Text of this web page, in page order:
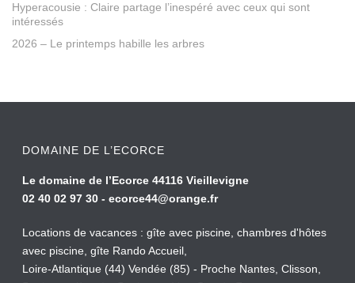
Hyperacousie : Claire partage l’inespéré avec ceux qui sont
intéressés
2026 – Le printemps habille les arbres
DOMAINE DE L’ECORCE
Le domaine de l’Ecorce 44116 Vieillevigne
02 40 02 97 30 -ecorce44@orange.fr
Locations de vacances : gîte avec piscine, chambres d'hôtes
avec piscine, gîte Rando Accueil,
Loire-Atlantique (44) Vendée (85) - Proche Nantes, Clisson,